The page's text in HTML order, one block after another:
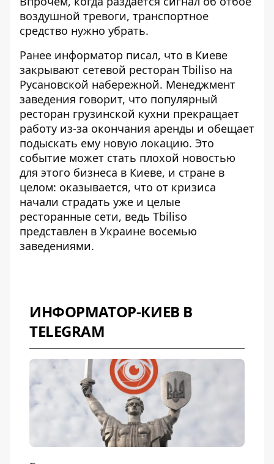
воздушной тревоги, транспортное
средство нужно убрать.
Ранее информатор писал, что в Киеве
закрывают сетевой ресторан Tbiliso на
Русановской набережной. Менеджмент
заведения говорит, что популярный
ресторан грузинской кухни прекращает
работу из-за окончания аренды и обещает
подыскать ему новую локацию. Это
событие может стать плохой новостью
для этого бизнеса в Киеве, и стране в
целом: оказывается, что от кризиса
начали страдать уже и целые
ресторанные сети, ведь Tbiliso
представлен в Украине восемью
заведениями.
ИНФОРМАТОР-КИЕВ В
TELEGRAM